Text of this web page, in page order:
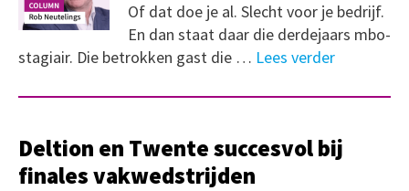
Of dat doe je al. Slecht voor je bedrijf.
En dan staat daar die derdejaars mbo-
stagiair. Die betrokken gast die … Lees verder
Deltion en Twente succesvol bij
finales vakwedstrijden